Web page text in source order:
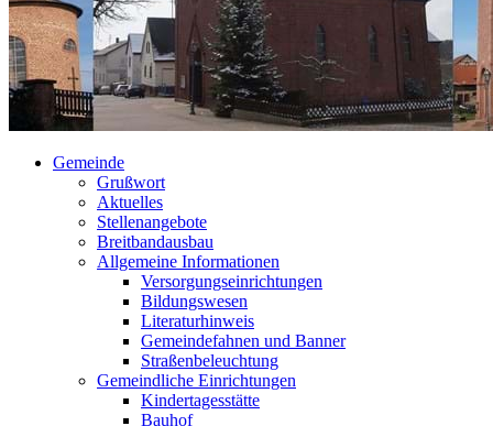
Gemeinde
Grußwort
Aktuelles
Stellenangebote
Breitbandausbau
Allgemeine Informationen
Versorgungseinrichtungen
Bildungswesen
Literaturhinweis
Gemeindefahnen und Banner
Straßenbeleuchtung
Gemeindliche Einrichtungen
Kindertagesstätte
Bauhof